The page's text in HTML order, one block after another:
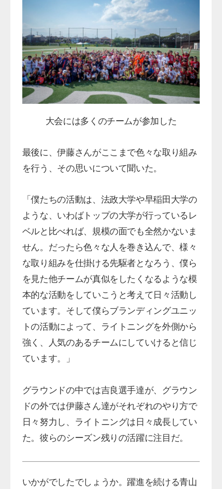
大会には多くのチームが参加した
最後に、伊藤さんがここまで色々な取り組み
を行う、その思いについて聞いた。
「僕たちの活動は、法政大学や早稲田大学の
ような、いわばトップの大学が行っているレ
ベルと比べれば、規模の面でも全然かないま
せん。だったら色々な人を巻き込んで、様々
な取り組みを仕掛ける先駆者となろう、僕ら
を見た他チームが真似をしたくなるような模
本的な活動をしていこうと考えて日々活動し
ています。そして僕らブランディングユニッ
トの活動によって、ライトニングを外側から
強く、人気のあるチームにしていけると信じ
ています。」
グラウンドの中では吉良選手達が、グラウン
ドの外では伊藤さん達がそれぞれのやり方で
日々努力し、ライトニングは日々成長してい
た。彼らのシーズン残りの活躍に注目だ。
いかがでしたでしょうか。躍進を続ける青山